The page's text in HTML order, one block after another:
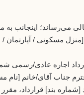
می‌رساند؛ اینجانب
[منزل مسکونی /
اجاره عادی/رسمی
جناب آقای/خانم [نام
بند] قرارداد،